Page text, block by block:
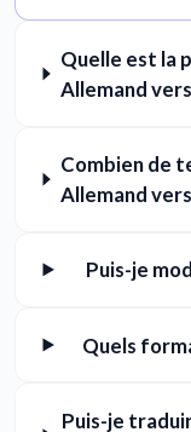
Quelle est la
Allemand
Combien de
Allemand
Puis-je
Quels
Puis-je